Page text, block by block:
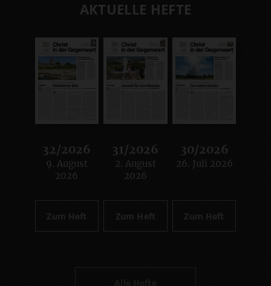
AKTUELLE HEFTE
32/2026
:
9. August
2026
Zum Heft
31/2026
:
2. August
2026
Zum Heft
30/2026
:
26. Juli 2026
Zum Heft